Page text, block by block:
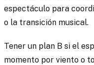
espectáculo para
o la transición musical.
Tener un plan B si el
momento por viento o